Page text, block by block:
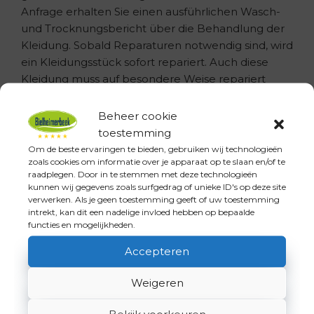
Beheer cookie
toestemming
Om de beste ervaringen te bieden, gebruiken wij technologieën
zoals cookies om informatie over je apparaat op te slaan en/of te
raadplegen. Door in te stemmen met deze technologieën
kunnen wij gegevens zoals surfgedrag of unieke ID's op deze site
verwerken. Als je geen toestemming geeft of uw toestemming
intrekt, kan dit een nadelige invloed hebben op bepaalde
functies en mogelijkheden.
Accepteren
Weigeren
Anfrage erhalten Sie einen ausführlichen Wasch-
und Trocknungsbericht über die Behandlung der
Kleidung. Sobald Reparaturen notwendig sind, wird
ein Kleidungsstück sofort repariert. Auch diese
Kleidung muss auf besondere Weise repariert
sicherzustellen.
Europäische Sicherheitsstandards für
antistatische Kleidung
EN 1149-5-Zertifizierung